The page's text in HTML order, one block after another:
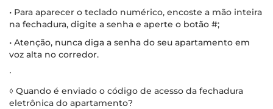
• Para aparecer o teclado numérico, encoste a mão inteira
na fechadura, digite a senha e aperte o botão #;
• Atenção, nunca diga a senha do seu apartamento em
voz alta no corredor.
∙
◊ Quando é enviado o código de acesso da fechadura
eletrônica do apartamento?